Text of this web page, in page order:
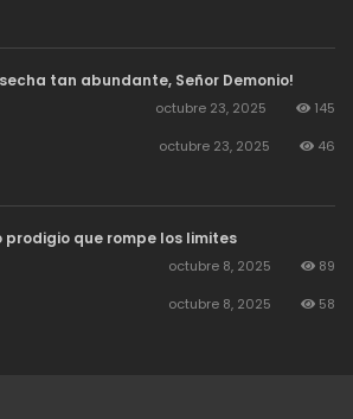
tan abundante, Señor Demonio!
octubre 23, 2025 145
octubre 23, 2025 46
prodigio que rompe los limites
octubre 8, 2025 89
octubre 8, 2025 58